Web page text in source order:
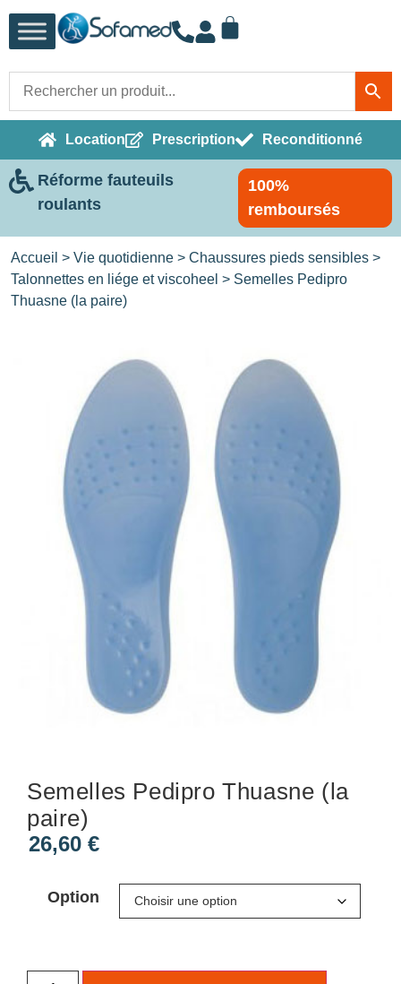
Location Prescription Reconditionné
Réforme fauteuils
roulants
100%
remboursés
Accueil > Vie quotidienne > Chaussures pieds sensibles >
Talonnettes en liége et viscoheel > Semelles Pedipro
Thuasne (la paire)
Semelles Pedipro Thuasne (la
paire)
26,60 €
Option